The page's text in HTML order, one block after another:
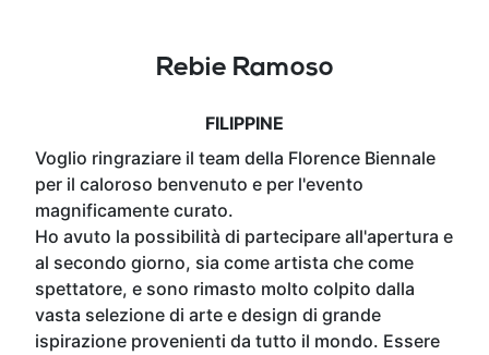
Rebie Ramoso
FILIPPINE
Voglio ringraziare il team della Florence Biennale
per il caloroso benvenuto e per l'evento
magnificamente curato.
Ho avuto la possibilità di partecipare all'apertura e
al secondo giorno, sia come artista che come
spettatore, e sono rimasto molto colpito dalla
vasta selezione di arte e design di grande
ispirazione provenienti da tutto il mondo. Essere